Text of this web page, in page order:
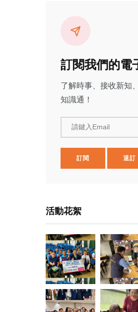
訂閱我們的電
了解時事、接收新知
知識通！
請鍵入Email
訂閱 退訂
活動花絮